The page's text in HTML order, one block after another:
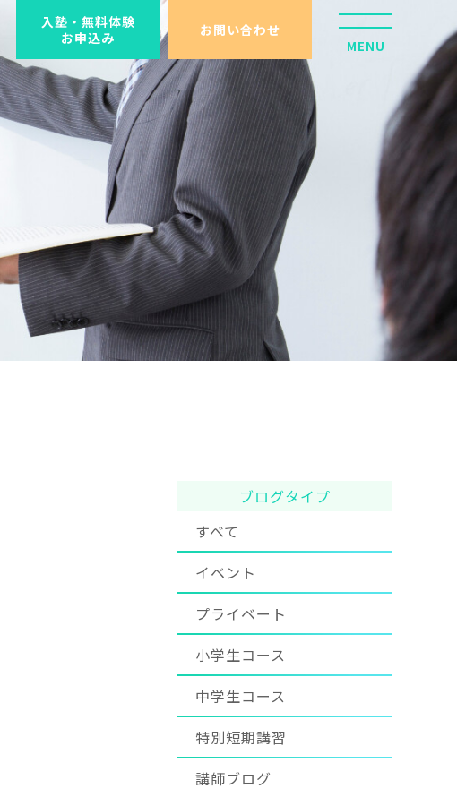
入塾・無料体験
お申込み
お問い合わせ
MENU
ブログタイプ
すべて
イベント
プライベート
小学生コース
中学生コース
特別短期講習
講師ブログ